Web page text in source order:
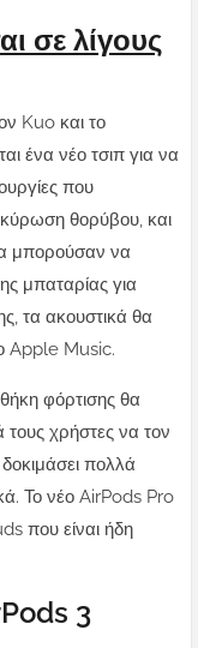
σε λίγους
Kuo και το
ένα νέο τσιπ για να
που
θορύβου, και
μπορούσαν να
μπαταρίας για
τα ακουστικά θα
Apple Music.
φόρτισης θα
χρήστες να τον
πολλά
Το νέο AirPods Pro
που είναι ήδη
3